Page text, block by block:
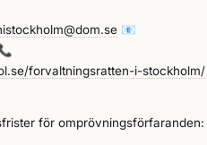
📧
forvaltningsratten-i-stockholm/
för